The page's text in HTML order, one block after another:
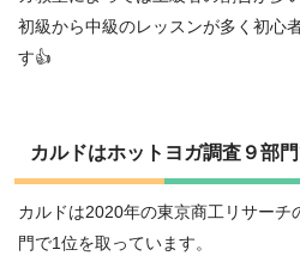
初級から中級のレッスンが多く初心
す👍
カルドはホットヨガ調査９部
カルドは2020年の東京商工リサーチ
門で1位を取っています。